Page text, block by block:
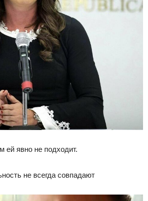
ей явно не подходит.
не всегда совпадают